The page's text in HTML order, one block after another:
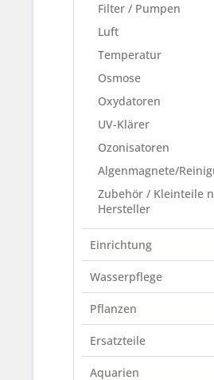
Filter / Pumpen
Luft
Temperatur
Osmose
Oxydatoren
UV-Klärer
Ozonisatoren
Algenmagnete/
Zubehör / Kleinteile
Hersteller
Einrichtung
Wasserpflege
Pflanzen
Ersatzteile
Aquarien